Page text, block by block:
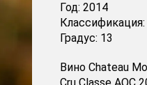
Год: 2014
Классификация:
Градус: 13
Вино Chateau